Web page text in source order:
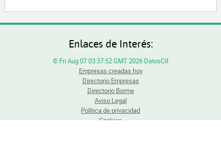
Enlaces de Interés:
© Fri Aug 07 03:37:52 GMT 2026 DatosCif
Empresas creadas hoy
Directorio Empresas
Directorio Borme
Aviso Legal
Política de privacidad
Cookies